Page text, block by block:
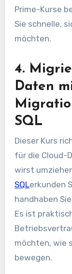
Prime-Kurse
Sie schnelle,
möchten.
4.
Daten
SQL
Dieser Kurs
für die Cloud-
wirst
SQLerkunden
handhaben
Es ist
möchten, wie
bewegen.